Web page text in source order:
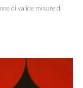
di valide misure di